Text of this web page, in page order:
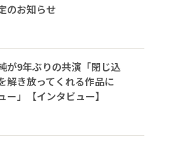
のお知らせ
が9年ぶりの共演「閉じ込
解き放ってくれる作品に
」【インタビュー】